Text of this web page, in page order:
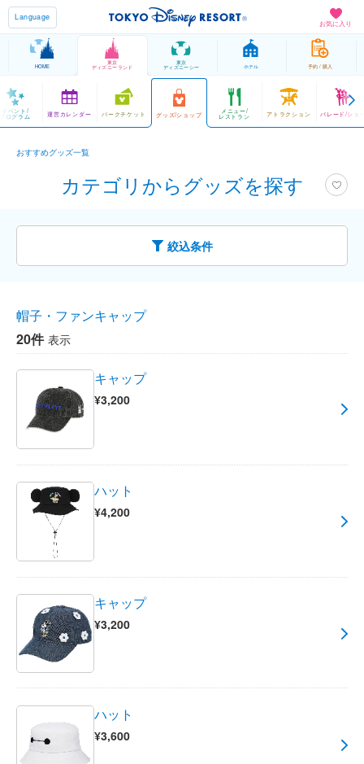
お気に入り
Language
HOME
東京
ディズニーランド
東京
ディズニーシー ホテル 予約 / 購入
イベント/
ログラム 運営カレンダー パークチケット グッズ/ショップ メニュー/
レストラン アトラクション パレード/ショ
おすすめグッズ一覧
カテゴリからグッズを探す
絞込条件
帽子・ファンキャップ
20件 表示
キャップ
¥3,200
ハット
¥4,200
キャップ
¥3,200
ハット
¥3,600